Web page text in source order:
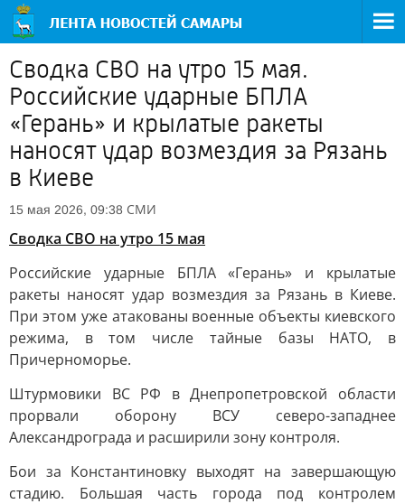
Сводка СВО на утро 15 мая.
Российские ударные БПЛА
«Герань» и крылатые ракеты
наносят удар возмездия за Рязань
в Киеве
15 мая 2026, 09:38 СМИ
Сводка СВО на утро 15 мая
Российские ударные БПЛА «Герань» и крылатые
ракеты наносят удар возмездия за Рязань в Киеве.
При этом уже атакованы военные объекты киевского
режима, в том числе тайные базы НАТО, в
Причерноморье.
Штурмовики ВС РФ в Днепропетровской области
прорвали оборону ВСУ северо-западнее
Александрограда и расширили зону контроля.
Бои за Константиновку выходят на завершающую
стадию. Большая часть города под контролем